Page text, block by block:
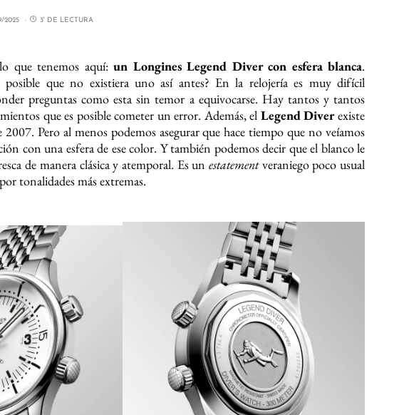
2025 3' DE LECTURA
que tenemos aquí:un Longines Legend Diver con esfera blanca.
posible que no existiera uno así antes? En la relojería es muy difícil
preguntas como esta sin temor a equivocarse. Hay tantos y tantos
que es posible cometer un error. Además, el Legend Diverexiste
2007. Pero al menos podemos asegurar que hace tiempo que no veíamos
con una esfera de ese color. Y también podemos decir que el blanco le
de manera clásica y atemporal. Es un estatementveraniego poco usual
tonalidades más extremas.